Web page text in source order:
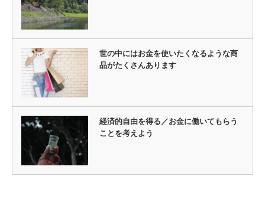
世の中にはお金を使いたくなるような商
品がたくさんあります
経済的自由を得る／お金に働いてもらう
ことを考えよう